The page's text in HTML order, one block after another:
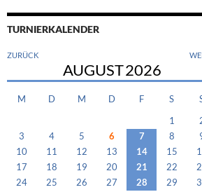
TURNIERKALENDER
ZURÜCK
AUGUST2026
M D M D F S
1
3
4 5 6 7 8
10
11 12 13 14 15
17
18 19 20 21 22
24
25 26 27 28 29